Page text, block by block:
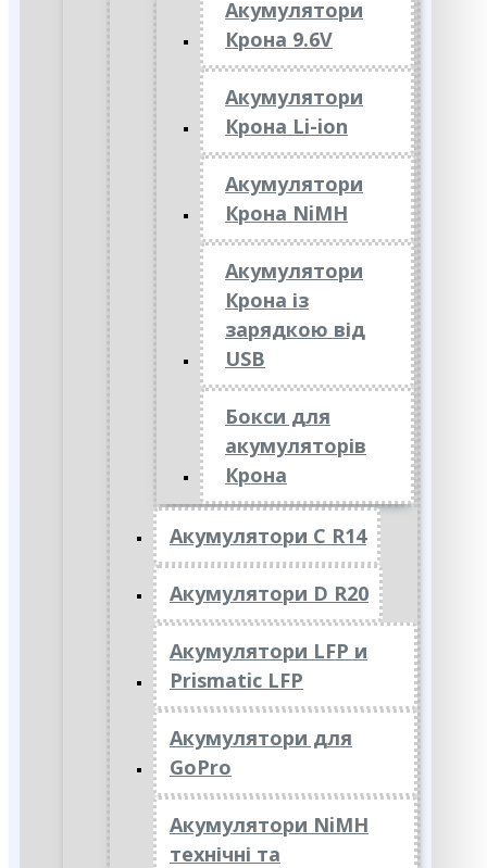
Акумулятори
Крона 9.6V
Акумулятори
Крона Li-ion
Акумулятори
Крона NiMH
Акумулятори
Крона із
зарядкою від
USB
Бокси для
акумуляторів
Крона
Акумулятори C R14
Акумулятори D R20
Акумулятори LFP и
Prismatic LFP
Акумулятори для
GoPro
Акумулятори NiMH
технічні та